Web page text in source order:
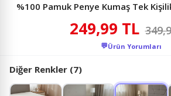
%100 Pamuk Penye Kumaş Tek
249,99 TL
💬Ürün Yorumları
Diğer Renkler (7)